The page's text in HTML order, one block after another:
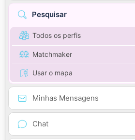
Pesquisar
Todos os perfis
Matchmaker
Usar o mapa
Minhas Mensagens
Chat